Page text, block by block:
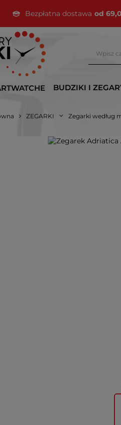
Bezpłatna dostawa od
BUDZIKI I
ZEGARKI Zegarki według